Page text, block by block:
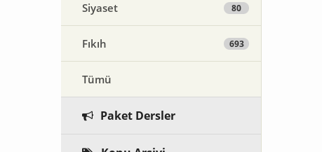
Siyaset 80
Fıkıh 693
Tümü
Paket Dersler